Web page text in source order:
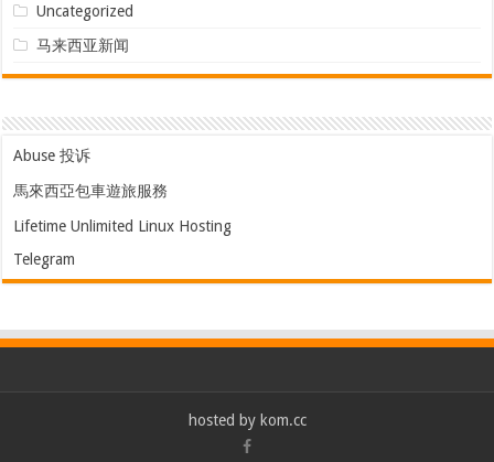
Uncategorized
马来西亚新闻
Abuse 投诉
馬來西亞包車遊旅服務
Lifetime Unlimited Linux Hosting
Telegram
hosted by kom.cc